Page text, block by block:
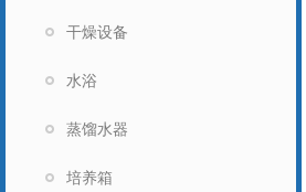
干燥设备
水浴
蒸馏水器
培养箱